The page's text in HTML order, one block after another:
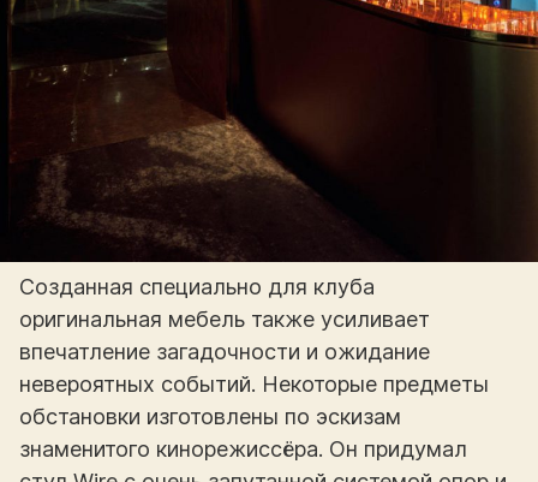
Созданная специально для клуба
оригинальная мебель также усиливает
впечатление загадочности и ожидание
невероятных событий. Некоторые предметы
обстановки изготовлены по эскизам
знаменитого кинорежиссёра. Он придумал